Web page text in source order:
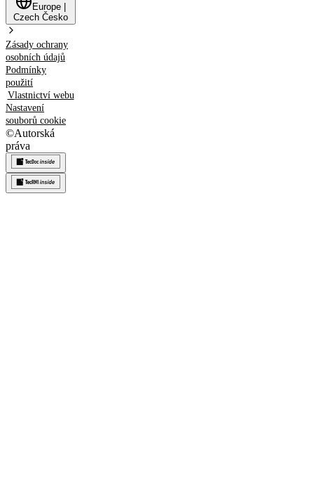
Europe
Czech Česko
Zásady ochrany
osobních údajů
Podmínky
použití
Vlastnictví webu
Nastavení
souborů cookie
©Autorská
práva